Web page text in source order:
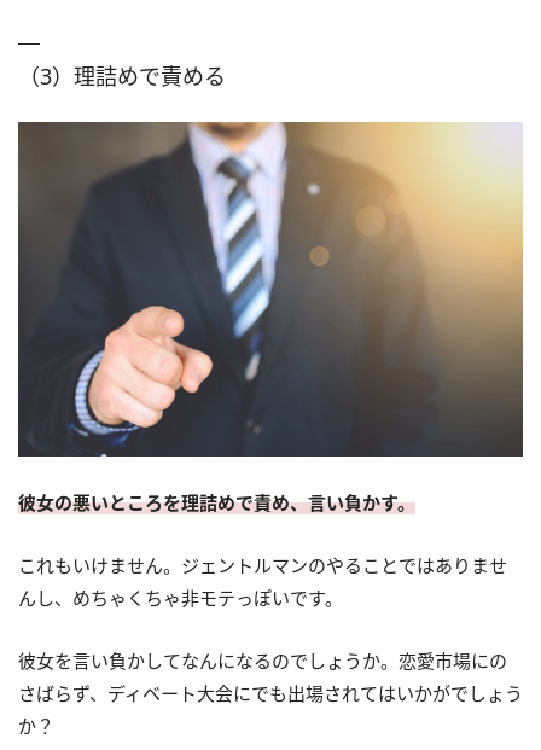
（3）理詰めで責める
彼女の悪いところを理詰めで責め、言い負かす。
これもいけません。ジェントルマンのやることではありませ
んし、めちゃくちゃ非モテっぽいです。
彼女を言い負かしてなんになるのでしょうか。恋愛市場にの
さばらず、ディベート大会にでも出場されてはいかがでしょう
か？